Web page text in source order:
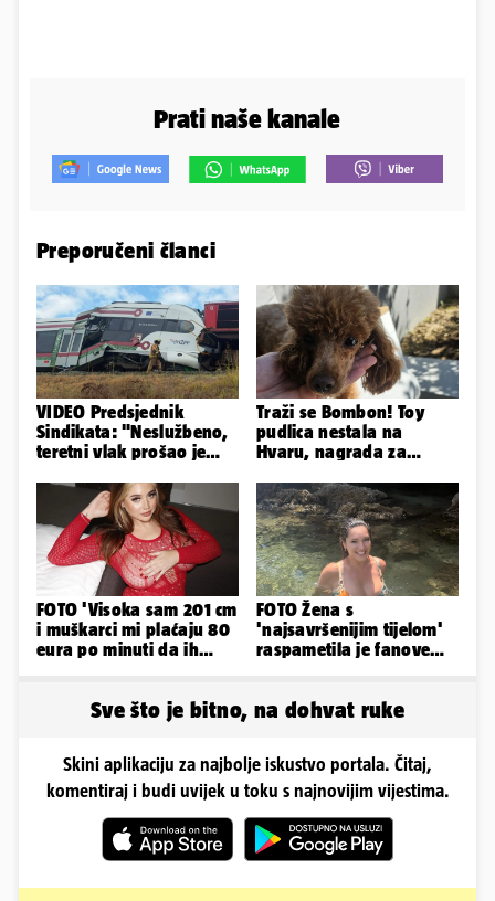
Prati naše kanale
Preporučeni članci
VIDEO Predsjednik
Sindikata: "Neslužbeno,
teretni vlak prošao je
Traži se Bombon! Toy
pudlica nestala na
Hvaru, nagrada za
FOTO 'Visoka sam 201 cm
i muškarci mi plaćaju 80
eura po minuti da ih
FOTO Žena s
'najsavršenijim tijelom'
raspametila je fanove
Sve što je bitno, na dohvat ruke
Skini aplikaciju za najbolje iskustvo portala. Čitaj,
komentiraj i budi uvijek u toku s najnovijim vijestima.